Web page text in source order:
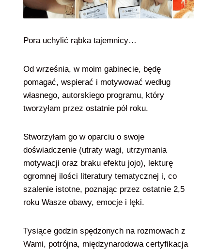
Pora uchylić rąbka tajemnicy…
Od września, w moim gabinecie, będę
pomagać, wspierać i motywować według
własnego, autorskiego programu, który
tworzyłam przez ostatnie pół roku.
Stworzyłam go w oparciu o swoje
doświadczenie (utraty wagi, utrzymania
motywacji oraz braku efektu jojo), lekturę
ogromnej ilości literatury tematycznej i, co
szalenie istotne, poznając przez ostatnie 2,5
roku Wasze obawy, emocje i lęki.
Tysiące godzin spędzonych na rozmowach z
Wami, potrójna, międzynarodowa certyfikacja